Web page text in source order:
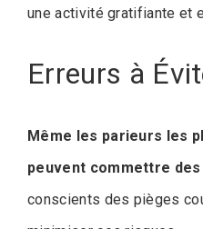
une activité gratifiante et
Erreurs à
Même les parieurs les
peuvent commettre
conscients des pièges